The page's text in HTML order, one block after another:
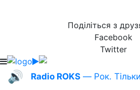
Поділіться з
Facebook
Twitter
🔊 Radio ROKS — Рок.